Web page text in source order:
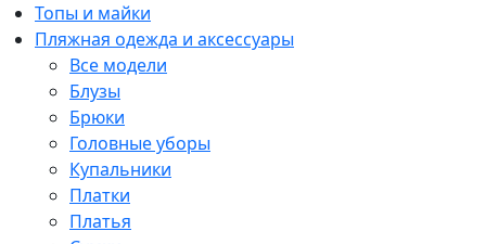
Топы и майки
Пляжная одежда и аксессуары
Все модели
Блузы
Брюки
Головные уборы
Купальники
Платки
Платья